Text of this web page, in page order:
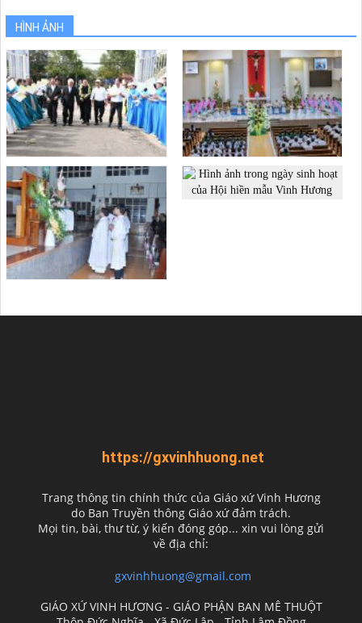
HÌNH ẢNH
https://gxvinhhuong.net
Trang thông tin chính thức của Giáo xứ Vinh Hương
do Ban Truyền thông Giáo xứ đảm trách.
Mọi tin, bài, thư từ, ý kiến đóng góp... xin vui lòng gửi
về địa chỉ:
gxvinhhuong@gmail.com
GIÁO XỨ VINH HƯƠNG - GIÁO PHẬN BAN MÊ THUỘT